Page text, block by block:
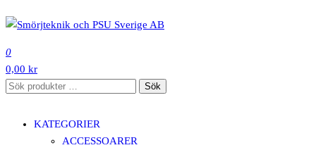
till
innehåll
0
0,00 kr
Sök
Sök
KATEGORIER
ACCESSOARER